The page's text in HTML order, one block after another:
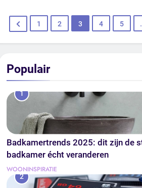
1 2 3 4 5
Populair
1
Badkamertrends 2025: dit zijn de
badkamer écht veranderen
WOONINSPIRATIE
2